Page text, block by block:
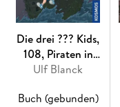
Die drei ??? Kids,
108, Piraten in
Rocky Beach
Ulf Blanck
Buch (gebunden)